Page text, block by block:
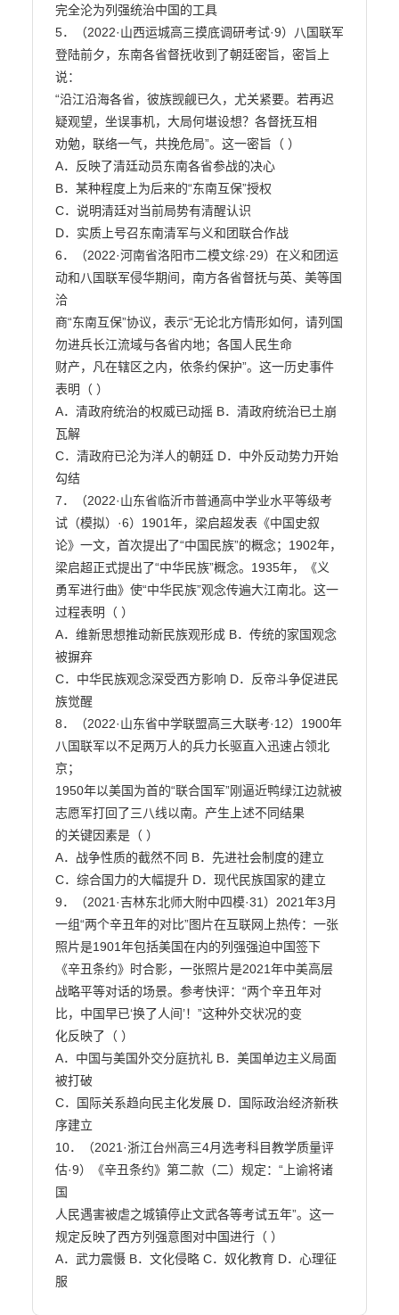
完全沦为列强统治中国的工具
5．（2022·山西运城高三摸底调研考试·9）八国联军
登陆前夕，东南各省督抚收到了朝廷密旨，密旨上
说：
“沿江沿海各省，彼族觊觎已久，尤关紧要。若再迟
疑观望，坐误事机，大局何堪设想？各督抚互相
劝勉，联络一气，共挽危局”。这一密旨（ ）
A．反映了清廷动员东南各省参战的决心
B．某种程度上为后来的“东南互保”授权
C．说明清廷对当前局势有清醒认识
D．实质上号召东南清军与义和团联合作战
6．（2022·河南省洛阳市二模文综·29）在义和团运
动和八国联军侵华期间，南方各省督抚与英、美等国
洽
商“东南互保”协议，表示“无论北方情形如何，请列国
勿进兵长江流域与各省内地；各国人民生命
财产，凡在辖区之内，依条约保护”。这一历史事件
表明（ ）
A．清政府统治的权威已动摇 B．清政府统治已土崩
瓦解
C．清政府已沦为洋人的朝廷 D．中外反动势力开始
勾结
7．（2022·山东省临沂市普通高中学业水平等级考
试（模拟）·6）1901年，梁启超发表《中国史叙
论》一文，首次提出了“中国民族”的概念；1902年，
梁启超正式提出了“中华民族”概念。1935年，《义
勇军进行曲》使“中华民族”观念传遍大江南北。这一
过程表明（ ）
A．维新思想推动新民族观形成 B．传统的家国观念
被摒弃
C．中华民族观念深受西方影响 D．反帝斗争促进民
族觉醒
8．（2022·山东省中学联盟高三大联考·12）1900年
八国联军以不足两万人的兵力长驱直入迅速占领北
京；
1950年以美国为首的“联合国军”刚逼近鸭绿江边就被
志愿军打回了三八线以南。产生上述不同结果
的关键因素是（ ）
A．战争性质的截然不同 B．先进社会制度的建立
C．综合国力的大幅提升 D．现代民族国家的建立
9．（2021·吉林东北师大附中四模·31）2021年3月
一组“两个辛丑年的对比”图片在互联网上热传：一张
照片是1901年包括美国在内的列强强迫中国签下
《辛丑条约》时合影，一张照片是2021年中美高层
战略平等对话的场景。参考快评：“两个辛丑年对
比，中国早已‘换了人间’！”这种外交状况的变
化反映了（ ）
A．中国与美国外交分庭抗礼 B．美国单边主义局面
被打破
C．国际关系趋向民主化发展 D．国际政治经济新秩
序建立
10．（2021·浙江台州高三4月选考科目教学质量评
估·9）《辛丑条约》第二款（二）规定：“上谕将诸
国
人民遇害被虐之城镇停止文武各等考试五年”。这一
规定反映了西方列强意图对中国进行（ ）
A．武力震慑 B．文化侵略 C．奴化教育 D．心理征
服